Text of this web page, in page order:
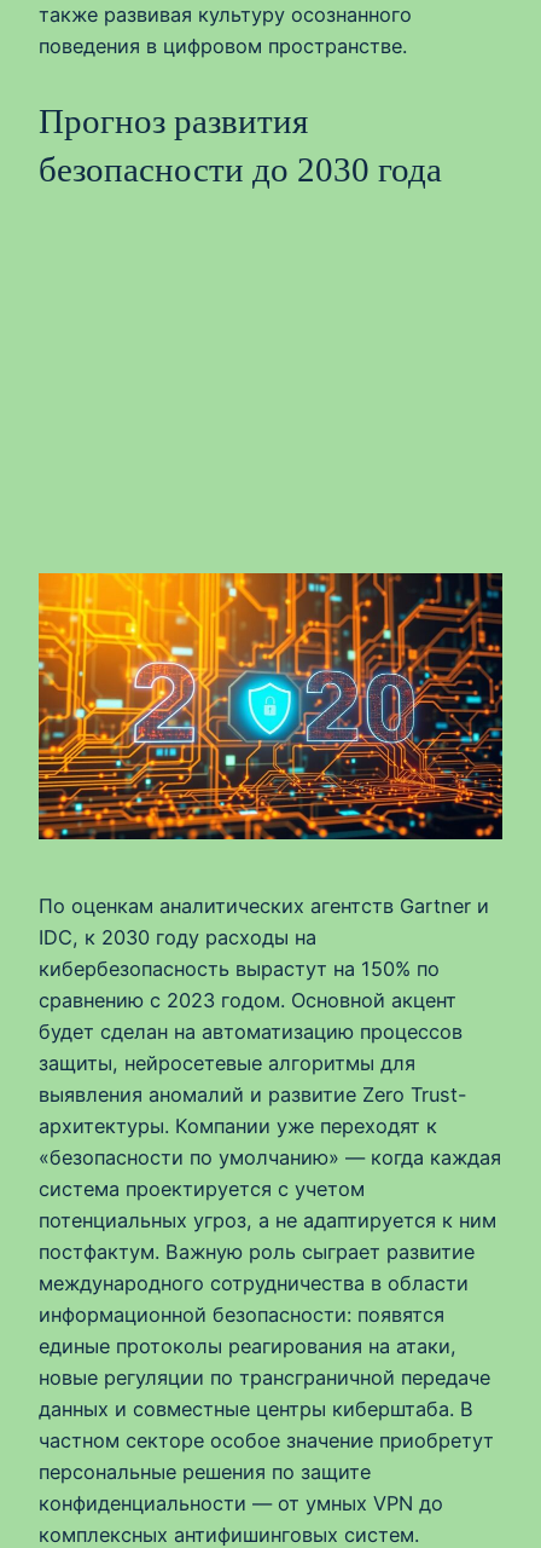
также развивая культуру осознанного
поведения в цифровом пространстве.
Прогноз развития
безопасности до 2030 года
По оценкам аналитических агентств Gartner и
IDC, к 2030 году расходы на
кибербезопасность вырастут на 150% по
сравнению с 2023 годом. Основной акцент
будет сделан на автоматизацию процессов
защиты, нейросетевые алгоритмы для
выявления аномалий и развитие Zero Trust-
архитектуры. Компании уже переходят к
«безопасности по умолчанию» — когда каждая
система проектируется с учетом
потенциальных угроз, а не адаптируется к ним
постфактум. Важную роль сыграет развитие
международного сотрудничества в области
информационной безопасности: появятся
единые протоколы реагирования на атаки,
новые регуляции по трансграничной передаче
данных и совместные центры киберштаба. В
частном секторе особое значение приобретут
персональные решения по защите
конфиденциальности — от умных VPN до
комплексных антифишинговых систем.